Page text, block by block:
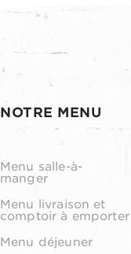
NOTRE MENU
Menu salle-à-
manger
Menu livraison et
comptoir à emporter
Menu déjeuner